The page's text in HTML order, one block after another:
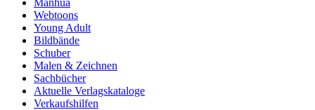
Manhua
Webtoons
Young Adult
Bildbände
Schuber
Malen & Zeichnen
Sachbücher
Aktuelle Verlagskataloge
Verkaufshilfen